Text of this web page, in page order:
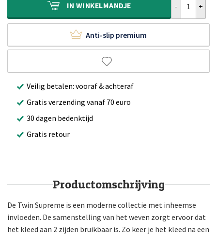
IN WINKELMANDJE
Anti-slip premium
Veilig betalen: vooraf & achteraf
Gratis verzending vanaf 70 euro
30 dagen bedenktijd
Gratis retour
Productomschrijving
De Twin Supreme is een moderne collectie met inheemse
invloeden. De samenstelling van het weven zorgt ervoor dat
het kleed aan 2 zijden bruikbaar is. Zo keer je het kleed na een